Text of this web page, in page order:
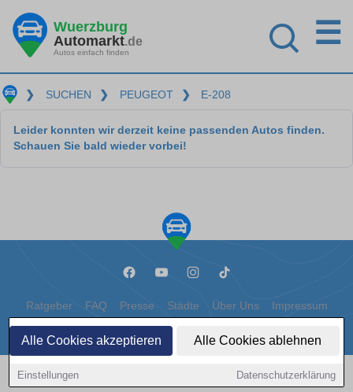
Alle Cookies akzeptieren Alle Cookies ablehnen
Einstellungen Datenschutzerklärung
Wuerzburg
Automarkt.de
Autos einfach finden
☰
❯ SUCHEN ❯ PEUGEOT ❯ E-208
Leider konnten wir derzeit keine passenden Autos finden.
Schauen Sie bald wieder vorbei!
Ratgeber FAQ Presse Städte Über Uns Impressum
Datenschutz Cookies
Copyright © 2000 - 2026 | 1A Infosysteme GmbH | Content by: 1a-sites-autos